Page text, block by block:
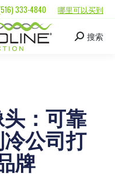
333-4840 哪里可以买到
搜索
：可靠
公司打
牌